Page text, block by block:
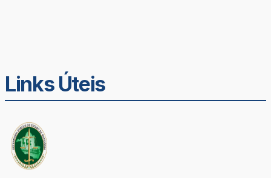
Links Úteis